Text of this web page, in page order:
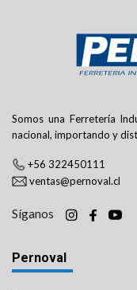
Somos una Ferretería
nacional, importando y
+56 322450111
ventas@pernoval.cl
Síganos
Pernoval